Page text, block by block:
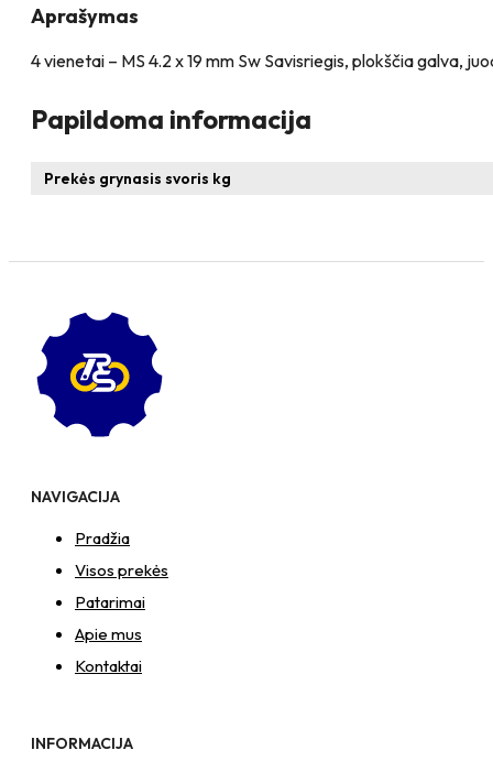
Aprašymas
4 vienetai – MS 4.2 x 19 mm Sw Savisriegis, plokščia galva,
Papildoma informacija
Prekės grynasis svoris kg
NAVIGACIJA
Pradžia
Visos prekės
Patarimai
Apie mus
Kontaktai
INFORMACIJA